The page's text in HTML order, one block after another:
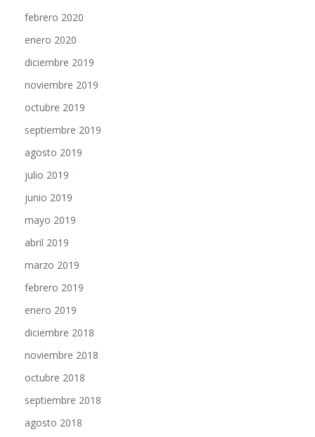
enero 2020
diciembre 2019
noviembre 2019
octubre 2019
septiembre 2019
agosto 2019
julio 2019
junio 2019
mayo 2019
abril 2019
marzo 2019
febrero 2019
enero 2019
diciembre 2018
noviembre 2018
octubre 2018
septiembre 2018
agosto 2018
julio 2018